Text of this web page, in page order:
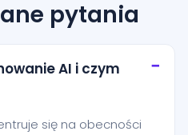
pytania
AI i czym
się na obecności